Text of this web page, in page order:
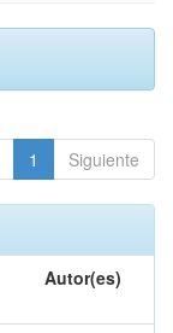
1 Siguiente
Autor(es)